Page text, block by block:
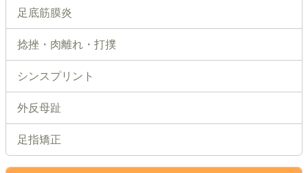
足底筋膜炎
捻挫・肉離れ・打撲
シンスプリント
外反母趾
足指矯正